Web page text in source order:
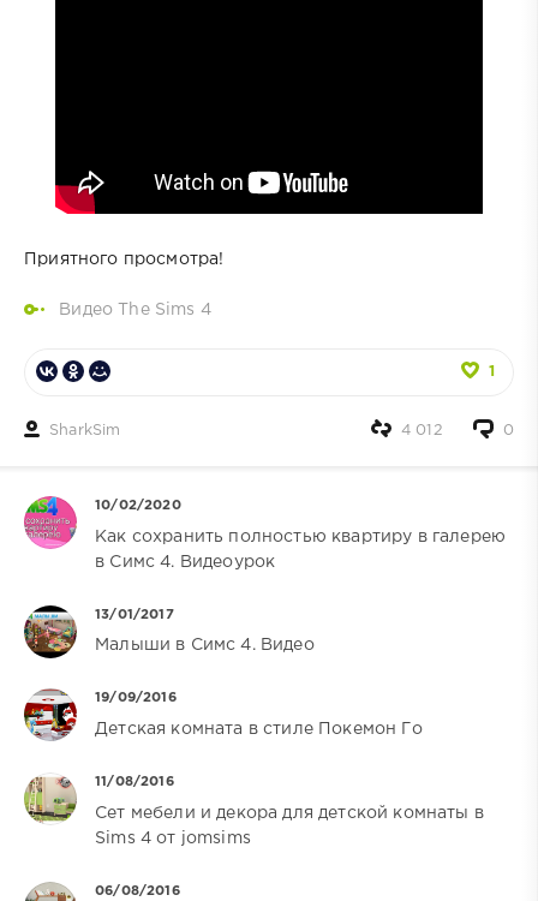
Приятного просмотра!
Видео The Sims 4
1
SharkSim 0
4 012
10/02/2020
Как сохранить полностью квартиру в галерею
в Симс 4. Видеоурок
13/01/2017
Малыши в Симс 4. Видео
19/09/2016
Детская комната в стиле Покемон Го
11/08/2016
Сет мебели и декора для детской комнаты в
Sims 4 от jomsims
06/08/2016